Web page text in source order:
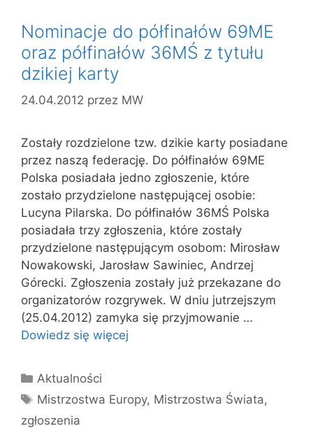
Nominacje do półfinałów 69ME
oraz półfinałów 36MŚ z tytułu
dzikiej karty
24.04.2012 przez MW
Zostały rozdzielone tzw. dzikie karty posiadane
przez naszą federację. Do półfinałów 69ME
Polska posiadała jedno zgłoszenie, które
zostało przydzielone następującej osobie:
Lucyna Pilarska. Do półfinałów 36MŚ Polska
posiadała trzy zgłoszenia, które zostały
przydzielone następującym osobom: Mirosław
Nowakowski, Jarosław Sawiniec, Andrzej
Górecki. Zgłoszenia zostały już przekazane do
organizatorów rozgrywek. W dniu jutrzejszym
(25.04.2012) zamyka się przyjmowanie …
Dowiedz się więcej
Kategorie
Aktualności
Tagi
Mistrzostwa Europy, Mistrzostwa Świata,
zgłoszenia